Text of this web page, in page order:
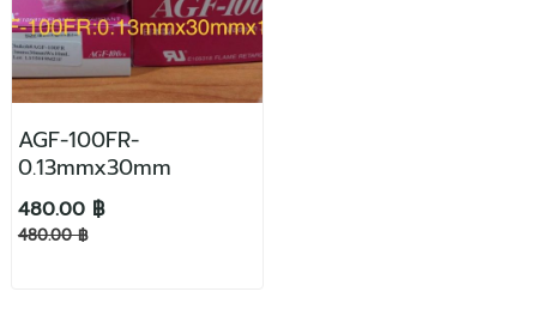
AGF-100FR-
0.13mmx30mm
480.00 ฿
480.00 ฿